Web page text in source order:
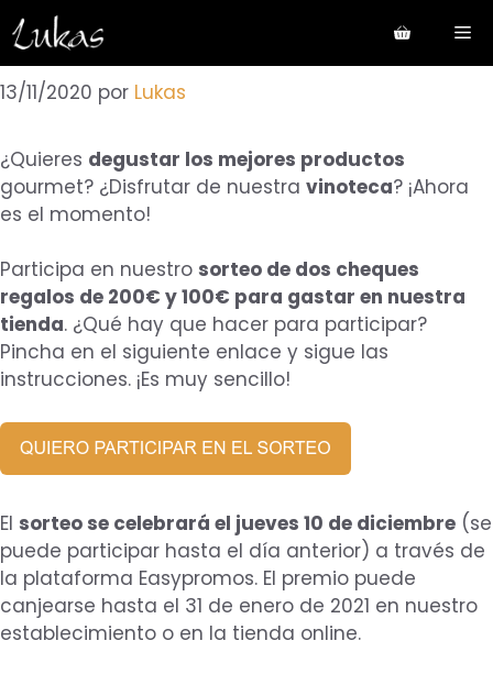
Saltar
al
contenido
13/11/2020 por Lukas
¿Quieres degustar los mejores productos
gourmet? ¿Disfrutar de nuestra vinoteca? ¡Ahora
es el momento!
Participa en nuestro sorteo de dos cheques
regalos de 200€ y 100€ para gastar en nuestra
tienda. ¿Qué hay que hacer para participar?
Pincha en el siguiente enlace y sigue las
instrucciones. ¡Es muy sencillo!
El sorteo se celebrará el jueves 10 de diciembre (se
puede participar hasta el día anterior) a través de
la plataforma Easypromos. El premio puede
canjearse hasta el 31 de enero de 2021 en nuestro
establecimiento o en la tienda online.